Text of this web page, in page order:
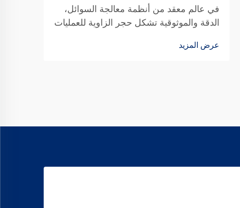
في عالم معقد من أنظمة معالجة السوائل،
الدقة والموثوقية تشكل حجر الزاوية للعمليات
التهاب الدم ظهرت كبطلة في التوصيل الدقيق
عرض المزيد